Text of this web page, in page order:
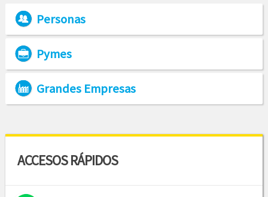
Personas
Pymes
Grandes Empresas
ACCESOS RÁPIDOS